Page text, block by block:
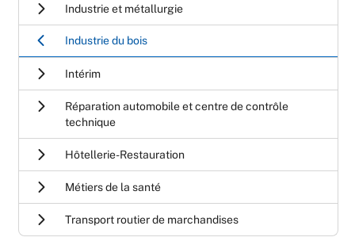
Industrie et métallurgie
Industrie du bois
Intérim
Réparation automobile et centre de contrôle
technique
Hôtellerie-Restauration
Métiers de la santé
Transport routier de marchandises